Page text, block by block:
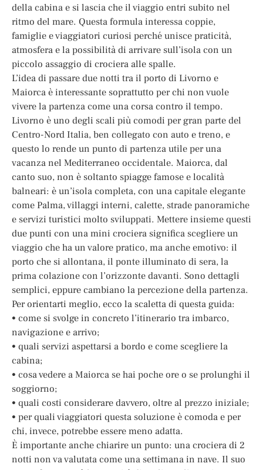
della cabina e si lascia che il viaggio entri subito nel
ritmo del mare. Questa formula interessa coppie,
famiglie e viaggiatori curiosi perché unisce praticità,
atmosfera e la possibilità di arrivare sull’isola con un
piccolo assaggio di crociera alle spalle.
L’idea di passare due notti tra il porto di Livorno e
Maiorca è interessante soprattutto per chi non vuole
vivere la partenza come una corsa contro il tempo.
Livorno è uno degli scali più comodi per gran parte del
Centro-Nord Italia, ben collegato con auto e treno, e
questo lo rende un punto di partenza utile per una
vacanza nel Mediterraneo occidentale. Maiorca, dal
canto suo, non è soltanto spiagge famose e località
balneari: è un’isola completa, con una capitale elegante
come Palma, villaggi interni, calette, strade panoramiche
e servizi turistici molto sviluppati. Mettere insieme questi
due punti con una mini crociera significa scegliere un
viaggio che ha un valore pratico, ma anche emotivo: il
porto che si allontana, il ponte illuminato di sera, la
prima colazione con l’orizzonte davanti. Sono dettagli
semplici, eppure cambiano la percezione della partenza.
Per orientarti meglio, ecco la scaletta di questa guida:
• come si svolge in concreto l’itinerario tra imbarco,
navigazione e arrivo;
• quali servizi aspettarsi a bordo e come scegliere la
cabina;
• cosa vedere a Maiorca se hai poche ore o se prolunghi il
soggiorno;
• quali costi considerare davvero, oltre al prezzo iniziale;
• per quali viaggiatori questa soluzione è comoda e per
chi, invece, potrebbe essere meno adatta.
È importante anche chiarire un punto: una crociera di 2
notti non va valutata come una settimana in nave. Il suo